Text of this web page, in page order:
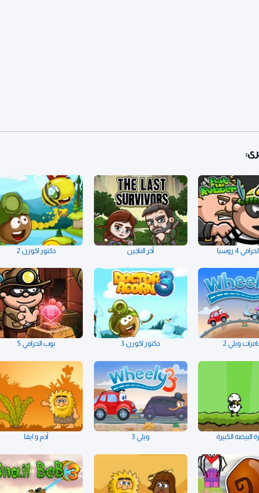
4 روسيا آخر الناجين دكتور اكورن 2
ويلي 2 دكتور اكورن 3 بوب الحرامي 5
البيضة الكبيرة ويلي 3 آدم و ايفا